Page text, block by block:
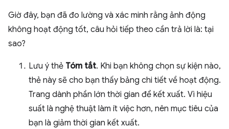
Giờ đây, bạn đã đo lường và xác minh rằng ảnh động
không hoạt động tốt, câu hỏi tiếp theo cần trả lời là: tại
sao?
Lưu ý thẻ Tóm tắt. Khi bạn không chọn sự kiện nào,
thẻ này sẽ cho bạn thấy bảng chi tiết về hoạt động.
Trang dành phần lớn thời gian để kết xuất. Vì hiệu
suất là nghệ thuật làm ít việc hơn, nên mục tiêu của
bạn là giảm thời gian kết xuất.